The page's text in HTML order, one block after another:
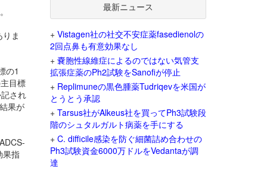
ま
の1
目標
され
果が
果指
最新ニュース
+ Vistagen社の社交不安症薬fasedienolの
2回点鼻も有意効果なし
+ 嚢胞性線維症によるのではない気管支
拡張症薬のPh2試験をSanofiが停止
+ Replimuneの黒色腫薬Tudriqevを米国が
とうとう承認
+ Tarsus社がAlkeus社を買ってPh3試験段
階のシュタルガルト病薬を手にする
+ C. difficile感染を防ぐ細菌詰め合わせの
Ph3試験資金6000万ドルをVedantaが調
達